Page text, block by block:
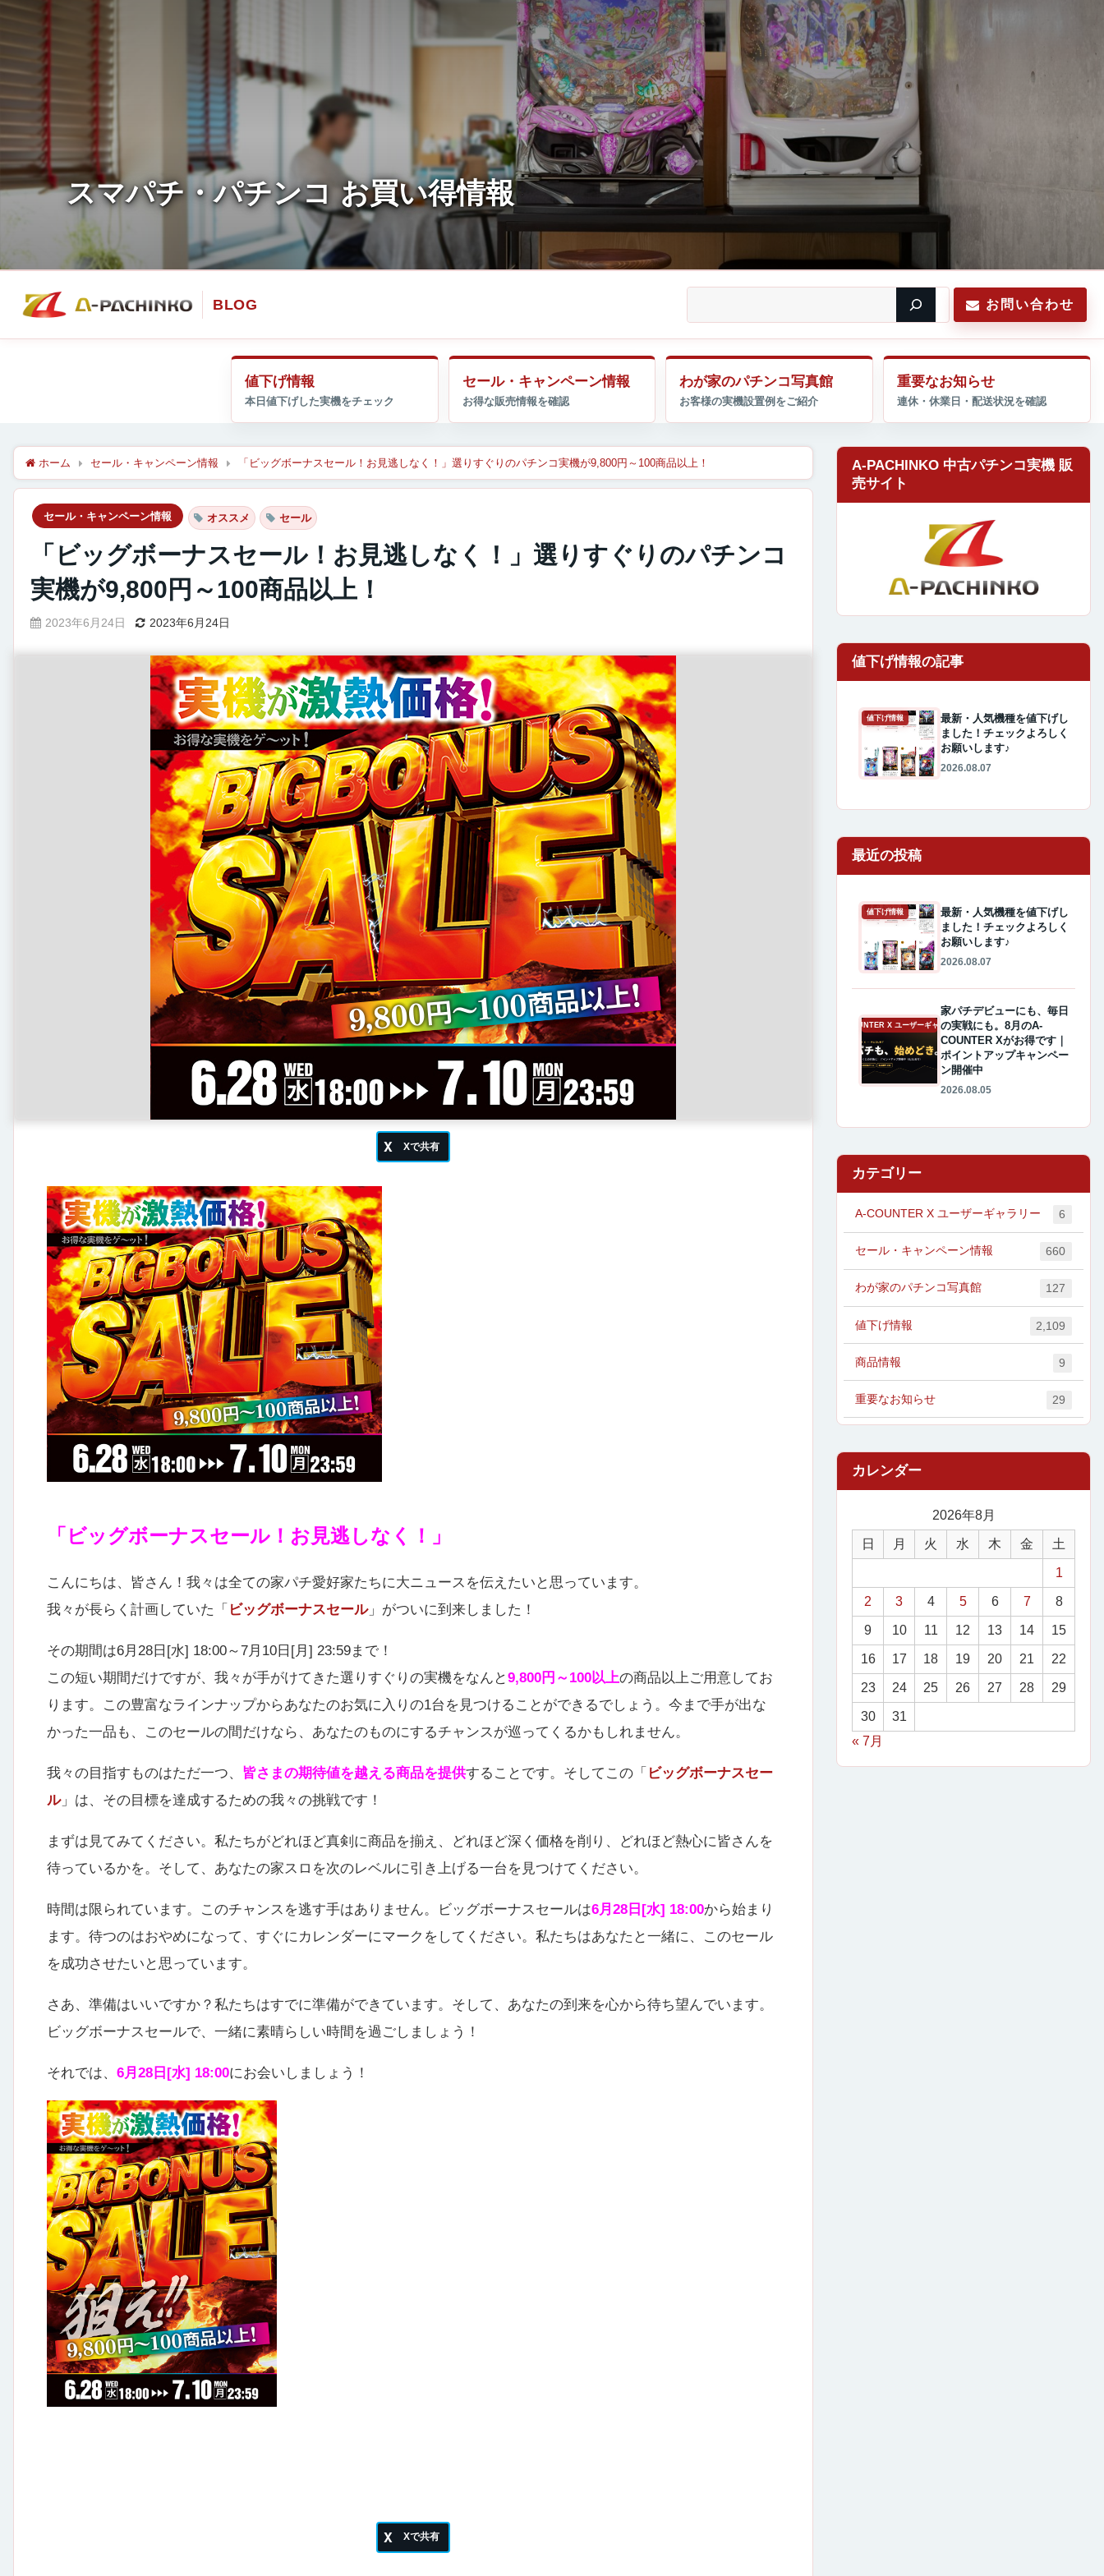
お問い合わせ
値下げ情報 セール・キャンペーン情報 わが家のパチンコ写真館 重要なお知らせ
ホーム セール・キャンペーン情報 「ビッグボーナスセール！お見逃しなく！」選りすぐりのパチンコ実機が9,800円～100商品以上！
セール・キャンペーン情報 オススメ セール
「ビッグボーナスセール！お見逃しなく！」選りすぐりのパチンコ
実機が9,800円～100商品以上！
2023年6月24日 2023年6月24日
「ビッグボーナスセール！お見逃しなく！」
こんにちは、皆さん！我々は全ての家パチ愛好家たちに大ニュースを伝えたいと思っています。
我々が長らく計画していた「 ビッグボーナスセール」がついに到来しました！
その期間は6月28日[水] 18:00～7月10日[月] 23:59まで！
この短い期間だけですが、我々が手がけてきた選りすぐりの実機をなんと9,800円～100以上の商品以上ご用意してお
ります。この豊富なラインナップからあなたのお気に入りの1台を見つけることができるでしょう。今まで手が出な
かった一品も、このセールの間だけなら、あなたのものにするチャンスが巡ってくるかもしれません。
我々の目指すものはただ一つ、 皆さまの期待値を越える商品を提供することです。そしてこの「 ビッグボーナスセー
ル」は、その目標を達成するための我々の挑戦です！
まずは見てみてください。私たちがどれほど真剣に商品を揃え、どれほど深く価格を削り、どれほど熱心に皆さんを
待っているかを。そして、あなたの家スロを次のレベルに引き上げる一台を見つけてください。
時間は限られています。このチャンスを逃す手はありません。ビッグボーナスセールは6月28日[水] 18:00から始まり
ます。待つのはおやめになって、すぐにカレンダーにマークをしてください。私たちはあなたと一緒に、このセール
を成功させたいと思っています。
さあ、準備はいいですか？私たちはすでに準備ができています。そして、あなたの到来を心から待ち望んでいます。
ビッグボーナスセールで、一緒に素晴らしい時間を過ごしましょう！
それでは、 6月28日[水] 18:00にお会いしましょう！
A-PACHINKO 中古パチンコ実機 販
売サイト
値下げ情報
最新・人気機種を値下げし
ました！チェックよろしく
お願いします♪
2026.08.07
最近の投稿
値下げ情報
最新・人気機種を値下げし
ました！チェックよろしく
お願いします♪
2026.08.07
A-COUNTER X ユーザーギャラリー
家パチデビューにも、毎日
の実戦にも。8月のA-
COUNTER Xがお得です｜
ポイントアップキャンペー
ン開催中
2026.08.05
カテゴリー
A-COUNTER X ユーザーギャラリー 6
セール・キャンペーン情報 660
わが家のパチンコ写真館 127
値下げ情報 2,109
商品情報 9
重要なお知らせ 29
2026年8月
日 月 火 水 木 金 土
1
2 3 4 5 6 7 8
9 10 11 12 13 14 15
16 17 18 19 20 21 22
23 24 25 26 27 28 29
30
31
« 7月